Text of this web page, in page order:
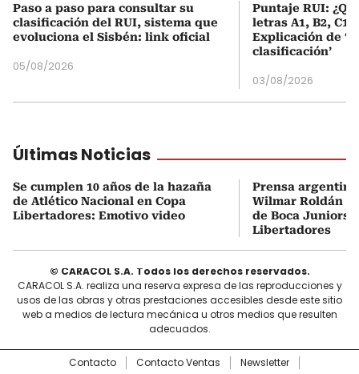
Paso a paso para consultar su
clasificación del RUI, sistema que
evoluciona el Sisbén: link oficial
05/08/2026
Puntaje RUI:
letras A1, B2, C1
Explicación de
clasificación’
03/08/2026
Últimas Noticias
Se cumplen 10 años de la hazaña
de Atlético Nacional en Copa
Libertadores: Emotivo video
Prensa
Wilmar Roldán
de Boca Juniors
Libertadores
© CARACOL S.A. Todos los derechos reservados.
CARACOL S.A. realiza una reserva expresa de las reproducciones y
usos de las obras y otras prestaciones accesibles desde este sitio
web a medios de lectura mecánica u otros medios que resulten
adecuados.
Contacto Contacto Ventas Newsletter